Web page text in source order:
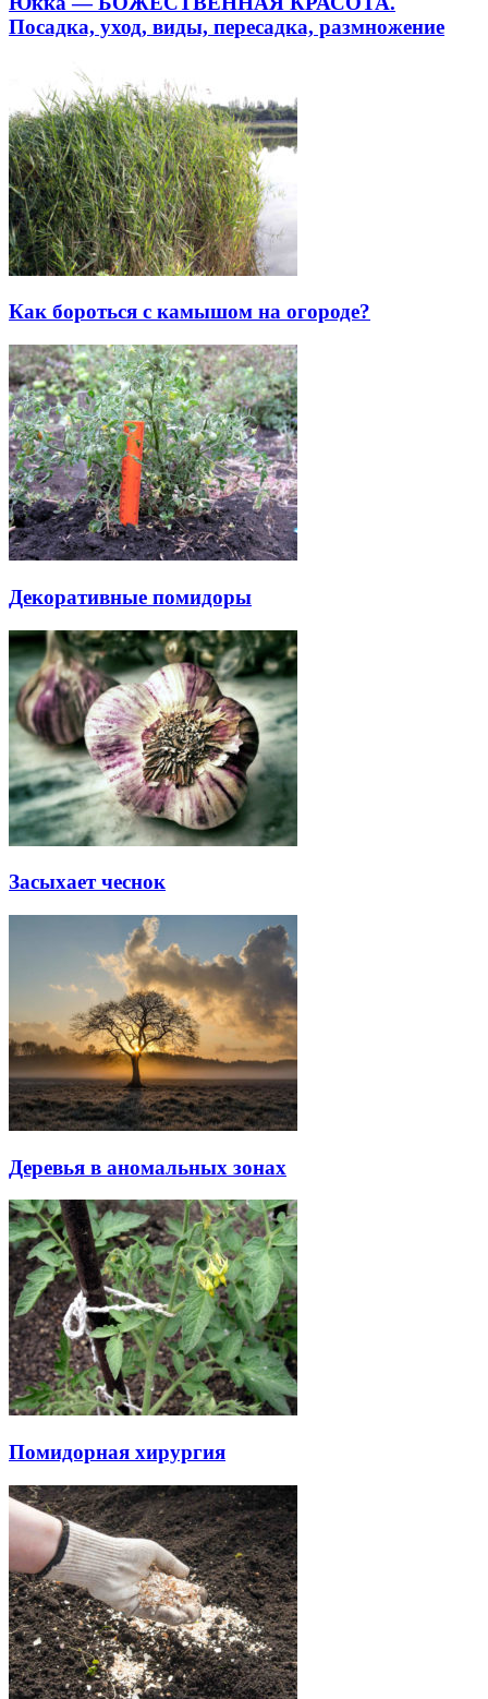
Посадка, уход, виды, пересадка, размножение
Как бороться с камышом на огороде?
Декоративные помидоры
Засыхает чеснок
Деревья в аномальных зонах
Помидорная хирургия